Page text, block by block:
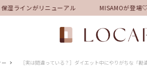
ラインがリニューアル MISAMOが登場
ー ［実は間違っている？］ダイエット中にやりがちな「勘